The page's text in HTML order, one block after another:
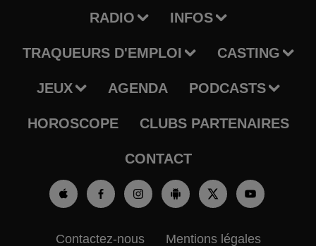
RADIO INFOS
TRAQUEURS D'EMPLOI CASTING
JEUX AGENDA PODCASTS
HOROSCOPE CLUBS PARTENAIRES
CONTACT
Contactez-nous Mentions légales